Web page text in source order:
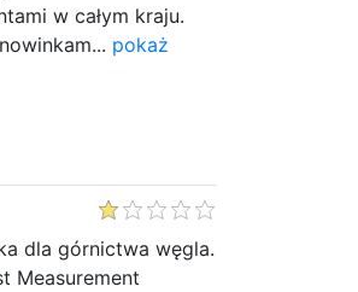
w całym kraju.
pokaż
dla górnictwa węgla.
Measurement